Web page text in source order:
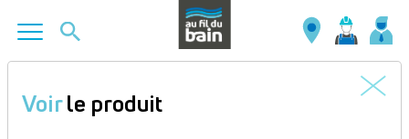
contenu
Voirle produit